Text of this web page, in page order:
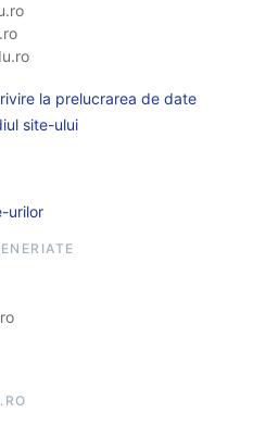
la prelucrarea de date
site-ului
urilor